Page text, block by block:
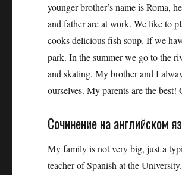
younger brother’s name is Roma,
and father are at work. We like to
cooks delicious fish soup. If we
park. In the summer we go to the
and skating. My brother and I
ourselves. My parents are the
Сочинение на английском
My family is not very big, just a
teacher of Spanish at the